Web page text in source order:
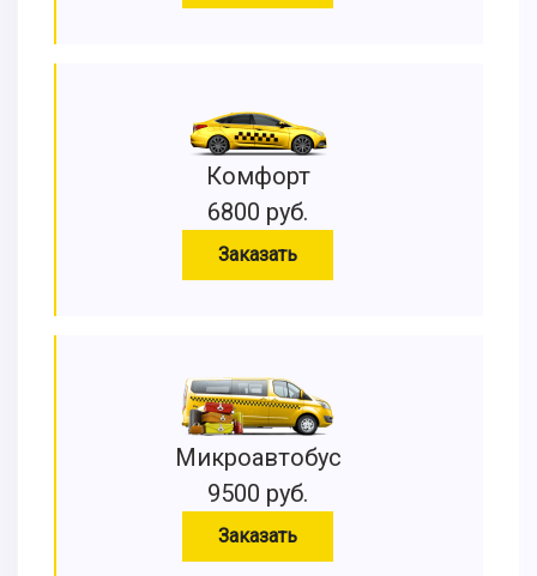
Комфорт
6800 руб.
Заказать
Микроавтобус
9500 руб.
Заказать